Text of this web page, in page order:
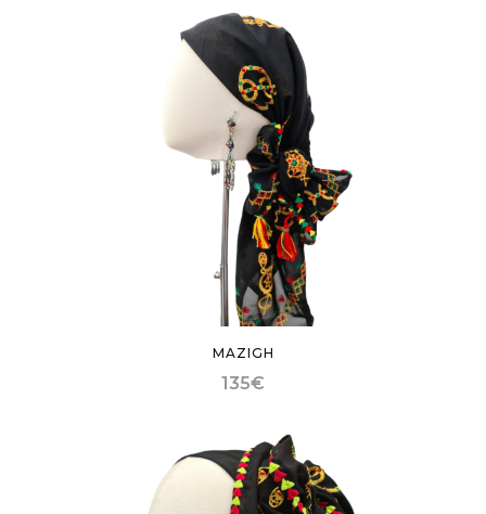
MAZIGH
135€